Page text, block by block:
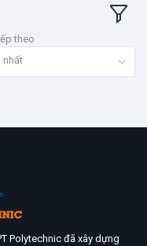
theo
nhất
Polytechnic đã xây dựng